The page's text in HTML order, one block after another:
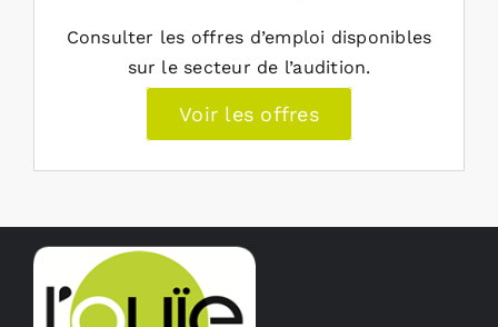
Consulter les offres d’emploi disponibles
sur le secteur de l’audition.
Voir les offres